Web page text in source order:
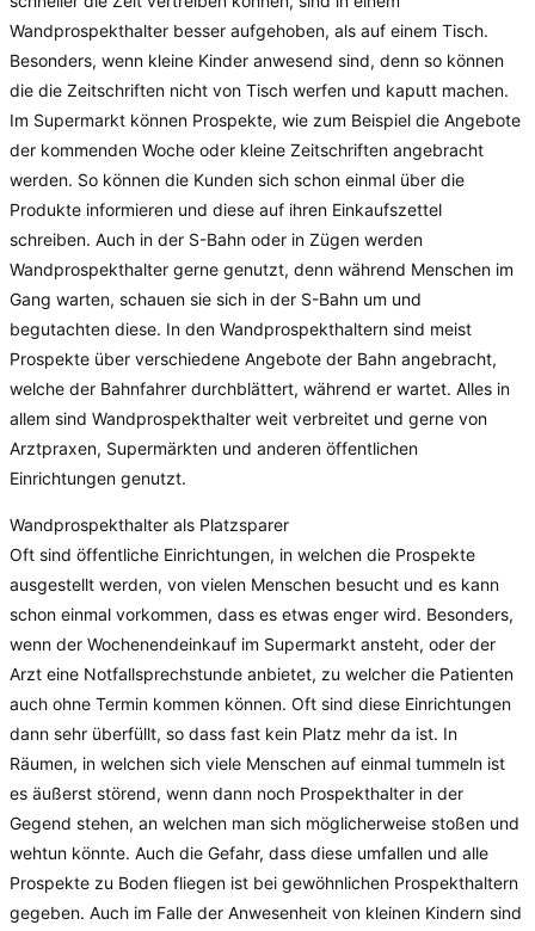
Wandprospekthalter besser aufgehoben, als auf einem Tisch.
Besonders, wenn kleine Kinder anwesend sind, denn so können
die die Zeitschriften nicht von Tisch werfen und kaputt machen.
Im Supermarkt können Prospekte, wie zum Beispiel die Angebote
der kommenden Woche oder kleine Zeitschriften angebracht
werden. So können die Kunden sich schon einmal über die
Produkte informieren und diese auf ihren Einkaufszettel
schreiben. Auch in der S-Bahn oder in Zügen werden
Wandprospekthalter gerne genutzt, denn während Menschen im
Gang warten, schauen sie sich in der S-Bahn um und
begutachten diese. In den Wandprospekthaltern sind meist
Prospekte über verschiedene Angebote der Bahn angebracht,
welche der Bahnfahrer durchblättert, während er wartet. Alles in
allem sind Wandprospekthalter weit verbreitet und gerne von
Arztpraxen, Supermärkten und anderen öffentlichen
Einrichtungen genutzt.
Wandprospekthalter als Platzsparer
Oft sind öffentliche Einrichtungen, in welchen die Prospekte
ausgestellt werden, von vielen Menschen besucht und es kann
schon einmal vorkommen, dass es etwas enger wird. Besonders,
wenn der Wochenendeinkauf im Supermarkt ansteht, oder der
Arzt eine Notfallsprechstunde anbietet, zu welcher die Patienten
auch ohne Termin kommen können. Oft sind diese Einrichtungen
dann sehr überfüllt, so dass fast kein Platz mehr da ist. In
Räumen, in welchen sich viele Menschen auf einmal tummeln ist
es äußerst störend, wenn dann noch Prospekthalter in der
Gegend stehen, an welchen man sich möglicherweise stoßen und
wehtun könnte. Auch die Gefahr, dass diese umfallen und alle
Prospekte zu Boden fliegen ist bei gewöhnlichen Prospekthaltern
gegeben. Auch im Falle der Anwesenheit von kleinen Kindern sind